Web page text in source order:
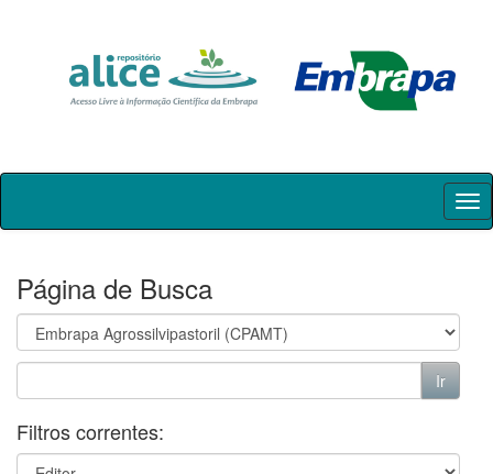
Skip
Página de Busca
Filtros correntes: